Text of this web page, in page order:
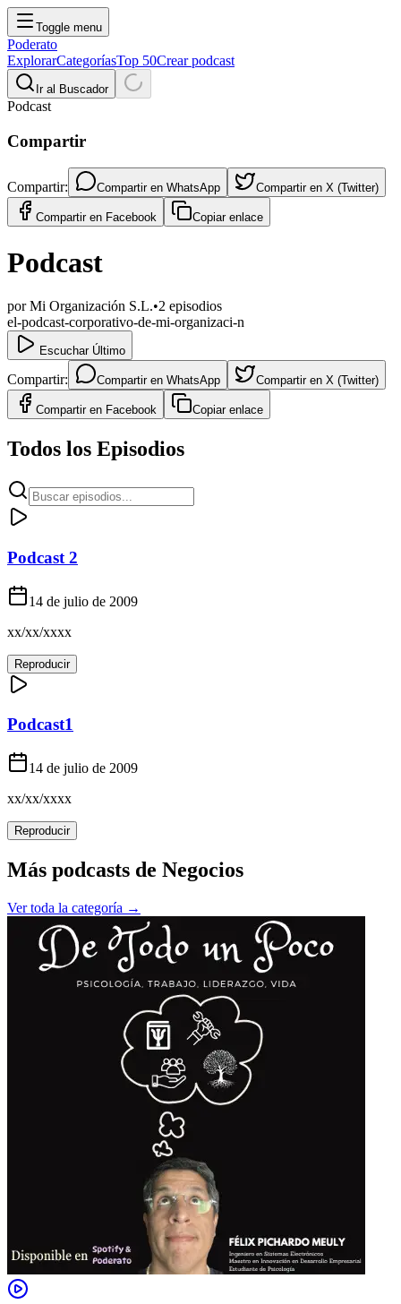
Toggle menu
Poderato
ExplorarCategoríasTop 50Crear podcast
Ir al Buscador
Podcast
Compartir
Compartir: Compartir en WhatsApp Compartir en X (Twitter)
Compartir en Facebook Copiar enlace
Podcast
porMi Organización S.L.•2 episodios
el-podcast-corporativo-de-mi-organizaci-n
Escuchar Último
Compartir: Compartir en WhatsApp Compartir en X (Twitter)
Compartir en Facebook Copiar enlace
Todos los Episodios
Podcast 2
14 de julio de 2009
xx/xx/xxxx
Reproducir
Podcast1
14 de julio de 2009
xx/xx/xxxx
Reproducir
Más podcasts de Negocios
Ver toda la categoría →